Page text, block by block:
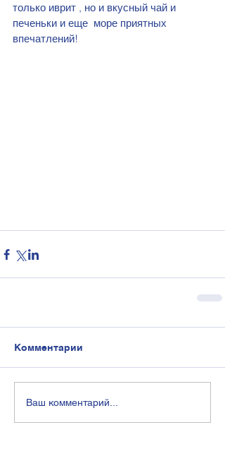
только иврит , но и вкусный чай и
печеньки и еще  море приятных
впечатлений!
Комментарии
Ваш комментарий...